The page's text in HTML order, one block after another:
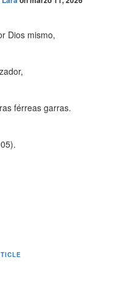
Dios mismo,
férreas garras.